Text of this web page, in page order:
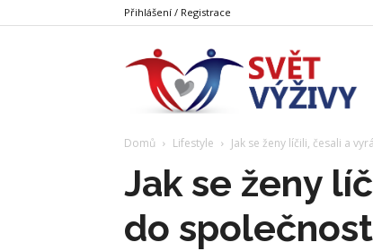
Přihlášení / Registrace
Domů Lifestyle Jak se ženy líčili, česali a
Jak se ženy
do